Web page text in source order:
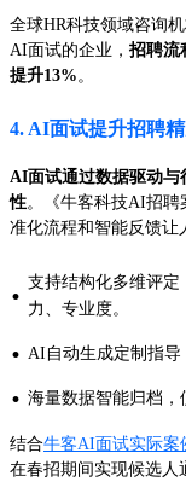
全球HR科技领域咨询机
AI面试的企业， 招聘流
提升13% 。
4. AI面试提升招聘
AI面试通过数据驱动与
性。《牛客科技AI招聘
准化流程和智能反馈让
· 支持结构化多维评
力、专业度。
· AI自动生成定制指导
· 海量数据智能归档，
结合牛客AI面试实际案
在春招期间实现候选人